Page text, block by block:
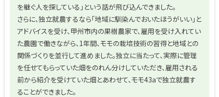
を継ぐ人を探している」という話が飛び込んできました。
さらに、独立就農するなら「地域に馴染んでおいたほうがいい」と
アドバイスを受け、甲州市内の果樹農家で、雇用を受け入れてい
た農園で働きながら、1年間、モモの栽培技術の習得と地域との
関係づくりを並行して進めました。独立に当たって、実際に管理
を任せてもらっていた畑をのれん分けしていただき、雇用される
前から紹介を受けていた畑とあわせて、モモ43aで独立就農す
ることができました。